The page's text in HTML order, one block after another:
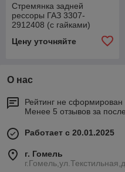
Стремянка задней
рессоры ГАЗ 3307-
2912408 (с гайками)
*RIGINAL* 1159171
Цену уточняйте
О нас
Рейтинг не сформирован
Менее 5 отзывов за
Работает с 20.01.2025
г. Гомель